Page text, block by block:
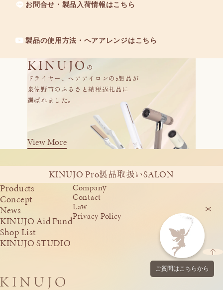
ご質問はこちらから
お問合せ・製品入荷情報はこちら
製品の使用方法・ヘアアレンジはこちら
KINUJO の
ドライヤー、ヘアアイロンの5製品が
泉佐野市のふるさと納税返礼品に
選ばれました。
View More
KINUJO Pro製品取扱いSALON
Products
Concept
News
KINUJO Aid Fund
Shop List
KINUJO STUDIO
Company
Contact
Law
Privacy Policy